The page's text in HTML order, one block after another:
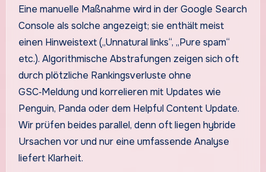
Eine manuelle Maßnahme wird in der Google Search
Console als solche angezeigt; sie enthält meist
einen Hinweistext („Unnatural links“, „Pure spam“
etc.). Algorithmische Abstrafungen zeigen sich oft
durch plötzliche Rankingsverluste ohne
GSC‑Meldung und korrelieren mit Updates wie
Penguin, Panda oder dem Helpful Content Update.
Wir prüfen beides parallel, denn oft liegen hybride
Ursachen vor und nur eine umfassende Analyse
liefert Klarheit.